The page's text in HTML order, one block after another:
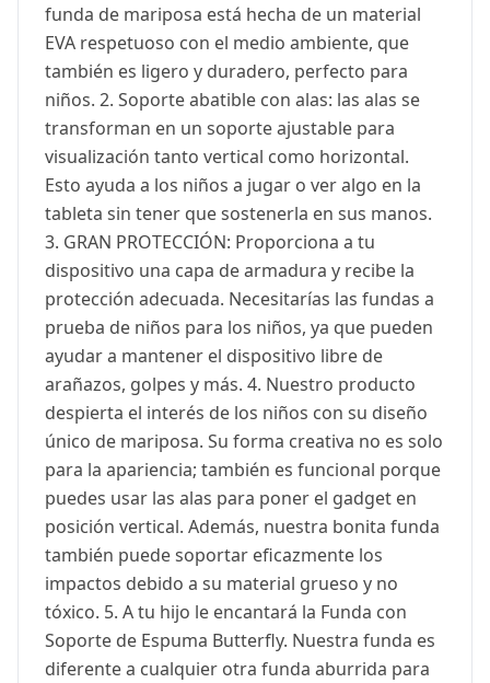
funda de mariposa está hecha de un material
EVA respetuoso con el medio ambiente, que
también es ligero y duradero, perfecto para
niños. 2. Soporte abatible con alas: las alas se
transforman en un soporte ajustable para
visualización tanto vertical como horizontal.
Esto ayuda a los niños a jugar o ver algo en la
tableta sin tener que sostenerla en sus manos.
3. GRAN PROTECCIÓN: Proporciona a tu
dispositivo una capa de armadura y recibe la
protección adecuada. Necesitarías las fundas a
prueba de niños para los niños, ya que pueden
ayudar a mantener el dispositivo libre de
arañazos, golpes y más. 4. Nuestro producto
despierta el interés de los niños con su diseño
único de mariposa. Su forma creativa no es solo
para la apariencia; también es funcional porque
puedes usar las alas para poner el gadget en
posición vertical. Además, nuestra bonita funda
también puede soportar eficazmente los
impactos debido a su material grueso y no
tóxico. 5. A tu hijo le encantará la Funda con
Soporte de Espuma Butterfly. Nuestra funda es
diferente a cualquier otra funda aburrida para